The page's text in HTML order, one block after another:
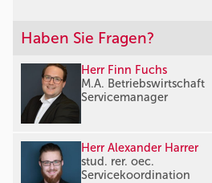
Haben Sie Fragen?
Herr Finn Fuchs
M.A. Betriebswirtschaft
Servicemanager
Herr Alexander Harrer
stud. rer. oec.
Servicekoordination